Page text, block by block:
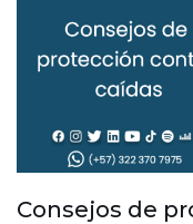
Consejos de